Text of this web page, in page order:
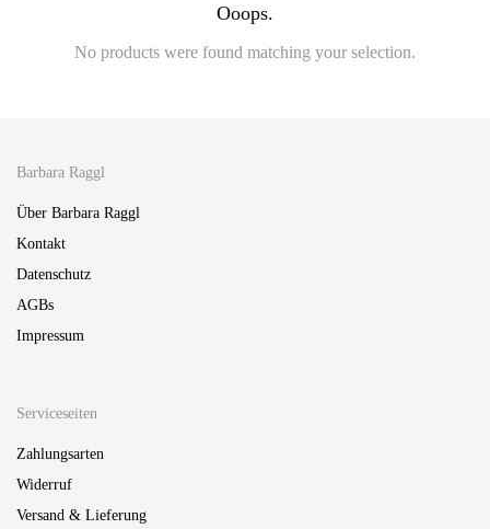
Ooops.
No products were found matching your selection.
Barbara Raggl
Über Barbara Raggl
Kontakt
Datenschutz
AGBs
Impressum
Serviceseiten
Zahlungsarten
Widerruf
Versand & Lieferung